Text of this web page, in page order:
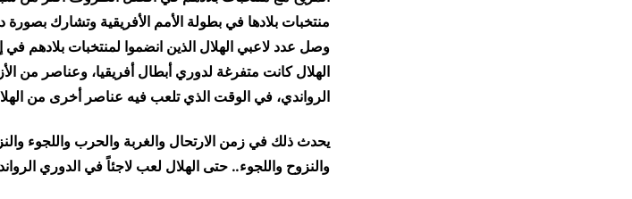
منتخبات بلادها في بطولة الأمم الأفريقية وتشارك بصورة
الهلال كانت متفرغة لدوري أبطال أفريقيا، وعناصر
الرواندي، في الوقت الذي تلعب فيه عناصر أخرى من
​يحدث ذلك في زمن الارتحال والغربة والحرب واللجوء
والنزوح واللجوء.. حتى الهلال لعب لاجئاً في الدوري